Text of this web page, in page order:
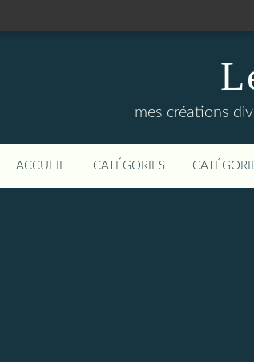
mes créations
ACCUEIL CATÉGORIES